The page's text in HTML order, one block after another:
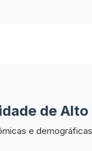
de Alto
e